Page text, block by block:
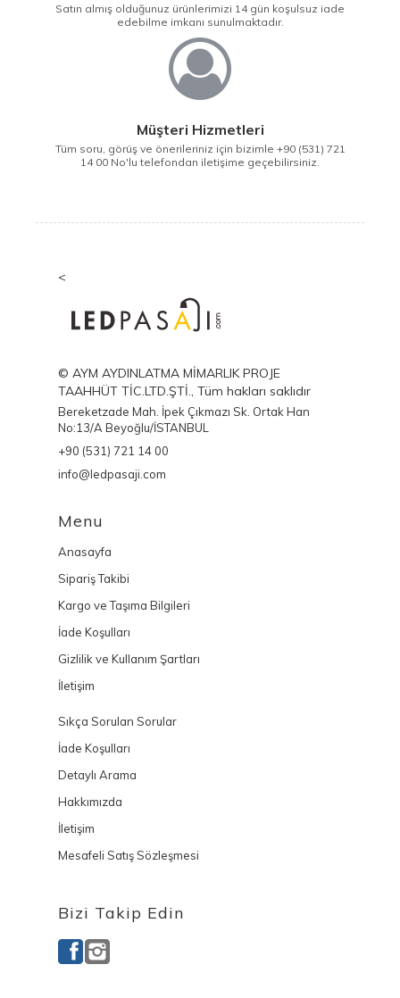
Satın almış olduğunuz ürünlerimizi 14 gün koşulsuz iade
edebilme imkanı sunulmaktadır.
Müşteri Hizmetleri
Tüm soru, görüş ve önerileriniz için bizimle +90 (531) 721
14 00 No'lu telefondan iletişime geçebilirsiniz.
<
© AYM AYDINLATMA MİMARLIK PROJE
TAAHHÜT TİC.LTD.ŞTİ., Tüm hakları saklıdır
Bereketzade Mah. İpek Çıkmazı Sk. Ortak Han
No:13/A Beyoğlu/İSTANBUL
+90 (531) 721 14 00
info@ledpasaji.com
Menu
Anasayfa
Sipariş Takibi
Kargo ve Taşıma Bilgileri
İade Koşulları
Gizlilik ve Kullanım Şartları
İletişim
Sıkça Sorulan Sorular
İade Koşulları
Detaylı Arama
Hakkımızda
İletişim
Mesafeli Satış Sözleşmesi
Bizi Takip Edin